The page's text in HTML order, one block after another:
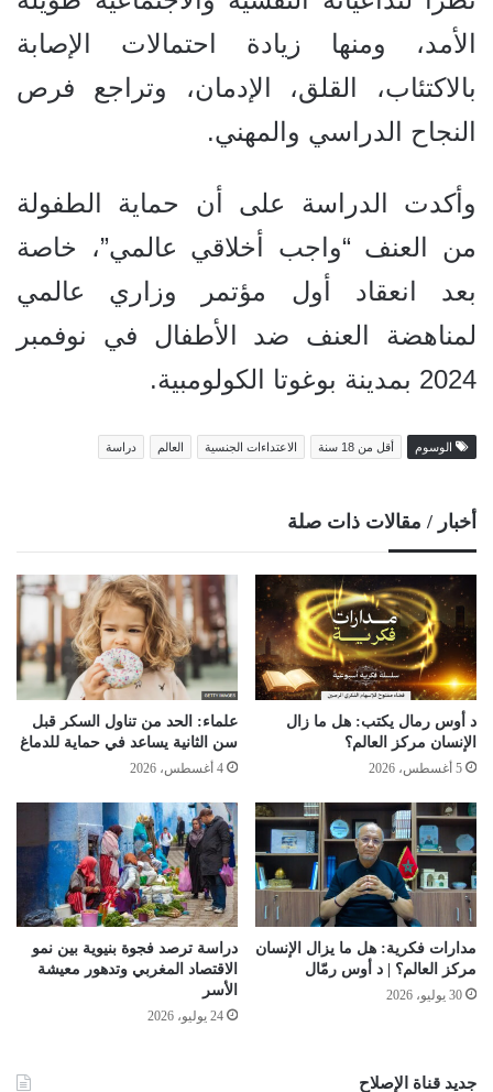
الأمد، ومنها زيادة احتمالات الإصابة
بالاكتئاب، القلق، الإدمان، وتراجع فرص
النجاح الدراسي والمهني.
وأكدت الدراسة على أن حماية الطفولة
من العنف “واجب أخلاقي عالمي”، خاصة
بعد انعقاد أول مؤتمر وزاري عالمي
لمناهضة العنف ضد الأطفال في نوفمبر
2024 بمدينة بوغوتا الكولومبية.
الوسوم أقل من 18 سنة الاعتداءات الجنسية العالم دراسة
أخبار / مقالات ذات صلة
د أوس رمال يكتب: هل ما زال
الإنسان مركز العالم؟
5 أغسطس، 2026
علماء: الحد من تناول السكر قبل
سن الثانية يساعد في حماية للدماغ
4 أغسطس، 2026
مدارات فكرية: هل ما يزال الإنسان
مركز العالم؟ | د أوس رمّال
30 يوليو، 2026
دراسة ترصد فجوة بنيوية بين نمو
الاقتصاد المغربي وتدهور معيشة
الأسر
24 يوليو، 2026
جديد قناة الإصلاح